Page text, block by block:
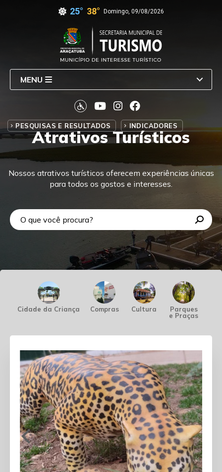
25° 38° Domingo, 09/08/2026
MENU
PESQUISAS E RESULTADOS INDICADORES
Atrativos Turísticos
Nossos atrativos turísticos oferecem experiências únicas
para todos os gostos e interesses.
Cidade da Criança Compras Cultura
Parques
e Praças